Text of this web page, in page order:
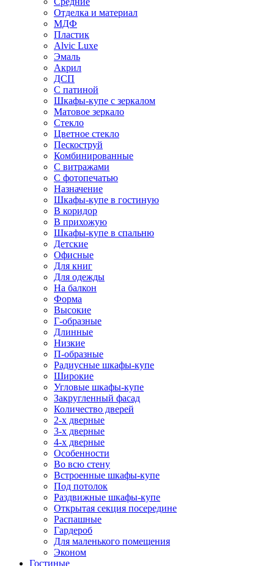
Отделка и материал
МДФ
Пластик
Alvic Luxe
Эмаль
Акрил
ДСП
С патиной
Шкафы-купе с зеркалом
Матовое зеркало
Стекло
Цветное стекло
Пескоструй
Комбинированные
С витражами
С фотопечатью
Назначение
Шкафы-купе в гостиную
В коридор
В прихожую
Шкафы-купе в спальню
Детские
Офисные
Для книг
Для одежды
На балкон
Форма
Высокие
Г-образные
Длинные
Низкие
П-образные
Радиусные шкафы-купе
Широкие
Угловые шкафы-купе
Закругленный фасад
Количество дверей
2-х дверные
3-х дверные
4-х дверные
Особенности
Во всю стену
Встроенные шкафы-купе
Под потолок
Раздвижные шкафы-купе
Открытая секция посередине
Распашные
Гардероб
Для маленького помещения
Эконом
Гостиные